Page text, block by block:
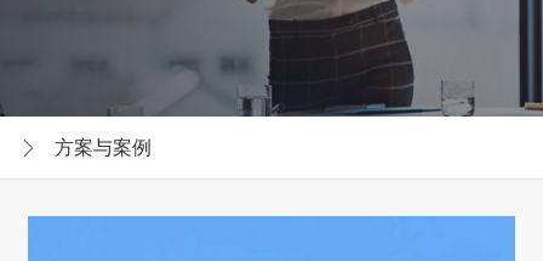
方案与案例